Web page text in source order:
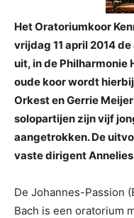
Het Oratoriumkoor
vrijdag 11 april 2014
uit, in de Philharmonie
oude koor wordt
Orkest en Gerrie
solopartijen zijn vijf
aangetrokken. De
vaste dirigent
De Johannes-Passion
Bach is een oratorium